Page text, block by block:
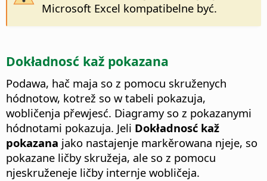
Microsoft Excel kompatibelne być.
Dokładnosć kaž pokazana
Podawa, hač maja so z pomocu skruženych
hódnotow, kotrež so w tabeli pokazuja,
wobličenja přewjesć. Diagramy so z pokazanymi
hódnotami pokazuja. Jeli Dokładnosć kaž
pokazana jako nastajenje markěrowana njeje, so
pokazane ličby skružeja, ale so z pomocu
njeskruženeje ličby internje wobličeja.